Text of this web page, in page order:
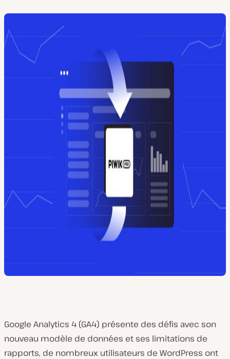
Google Analytics 4 (GA4) présente des défis avec son
nouveau modèle de données et ses limitations de
rapports, de nombreux utilisateurs de WordPress ont